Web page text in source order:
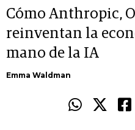
Cómo Anthropic,
reinventan la
mano de la IA
Emma Waldman